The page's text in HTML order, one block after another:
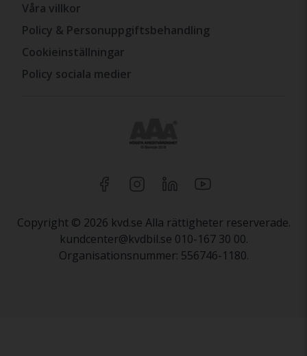
Våra villkor
Policy & Personuppgiftsbehandling
Cookieinställningar
Policy sociala medier
Copyright © 2026 kvd.se Alla rättigheter reserverade.
kundcenter@kvdbil.se 010-167 30 00.
Organisationsnummer: 556746-1180.